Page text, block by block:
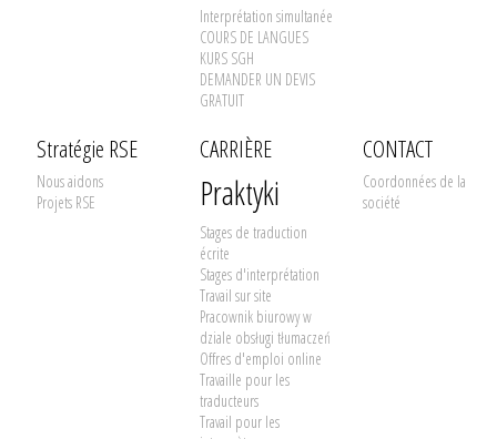
Interprétation simultanée
COURS DE LANGUES
KURS SGH
DEMANDER UN DEVIS
GRATUIT
Stratégie RSE
Nous aidons
Projets RSE
CARRIÈRE
Praktyki
Stages de traduction
écrite
Stages d'interprétation
Travail sur site
Pracownik biurowy w
dziale obsługi tłumaczeń
Offres d'emploi online
Travaille pour les
traducteurs
Travail pour les
CONTACT
Coordonnées de la
société